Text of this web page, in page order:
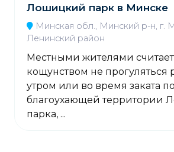
Лошицкий парк в Минске
Минская обл., Минский р-н, г.
Ленинский район
Местными жителями
кощунством не прогуляться
утром или во время заката по
благоухающей территории
парка, ...